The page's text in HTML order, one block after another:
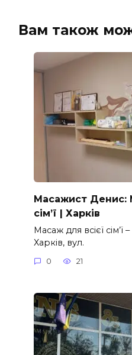
Вам також
Масажист Денис:
сім’ї | Харків
Масаж для всієї
Харків, вул.
0 21